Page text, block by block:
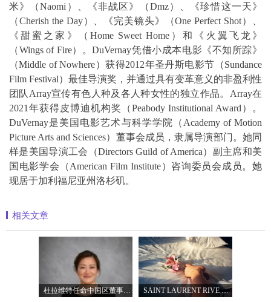
米》（Naomi）、《非战区》（Dmz）、《珍惜这一天》
（Cherish the Day）、《完美镜头》（One Perfect Shot）、
《甜蜜之家》（Home Sweet Home）和《火翼飞龙》
（Wings of Fire）。DuVernay凭借小成本电影《不知所踪》
（Middle of Nowhere）获得2012年圣丹斯电影节（Sundance
Film Festival）最佳导演奖，并通过具有变革意义的非盈利性
团队Array宣传有色人种及各人种女性的独立作品。Array在
2021年获得皮博迪机构奖（Peabody Institutional Award）。
DuVernay是美国电影艺术与科学学院（Academy of Motion
Picture Arts and Sciences）董事会成员，隶属导演部门。她同
样是美国导演工会（Directors Guild of America）副主席和美
国电影学会（American Film Institute）咨询委员会成员。她
现居于加利福尼亚州洛杉矶。
相关文章
杜拉维特任命中国区董事总经理杨琛女士 SAINT LAURENT RIVE DROITE圣罗兰北京右岸精品店